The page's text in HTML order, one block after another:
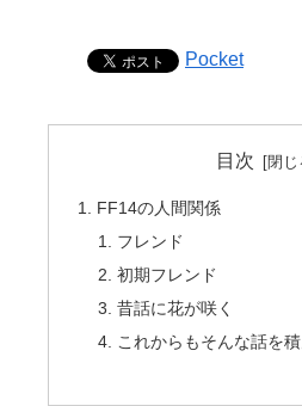
Pocket
目次
FF14の人間関係
フレンド
初期フレンド
昔話に花が咲く
これからもそんな話を